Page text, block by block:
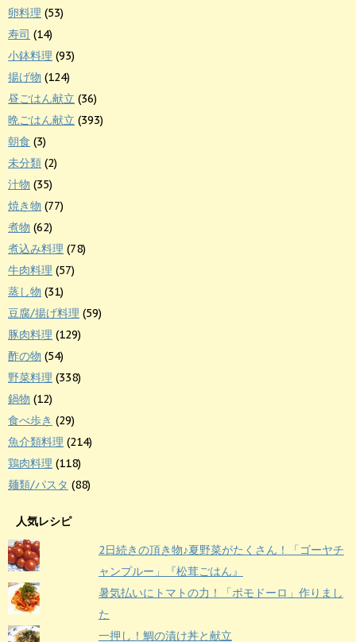
卵料理 (53)
寿司 (14)
小鉢料理 (93)
揚げ物 (124)
昼ごはん献立 (36)
晩ごはん献立 (393)
朝食 (3)
未分類 (2)
汁物 (35)
焼き物 (77)
煮物 (62)
煮込み料理 (78)
牛肉料理 (57)
蒸し物 (31)
豆腐/揚げ料理 (59)
豚肉料理 (129)
酢の物 (54)
野菜料理 (338)
鍋物 (12)
食べ歩き (29)
魚介類料理 (214)
鶏肉料理 (118)
麺類/パスタ (88)
人気レシピ
2日続きの頂き物♪夏野菜がたくさん！「ゴーヤチ
ャンプルー」『松茸ごはん』
暑気払いにトマトの力！「ポモドーロ」作りまし
た
一押し！鯛の漬け丼と献立